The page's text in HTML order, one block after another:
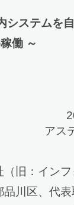
システムを
働 ～
アス
（旧：イン
川区、代表